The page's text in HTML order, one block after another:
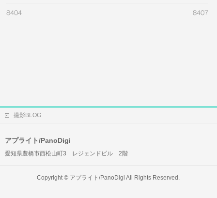
8404 8407
撮影BLOG
アプライト/PanoDigi
愛知県豊橋市西松山町3 レジェンドビル 2階
Copyright © アプライト/PanoDigi All Rights Reserved.